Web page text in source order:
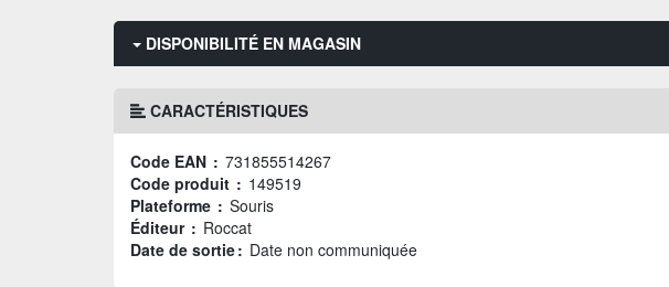
DISPONIBILITÉ EN MAGASIN
CARACTÉRISTIQUES
Code EAN : 731855514267
Code produit : 149519
Plateforme : Souris
Éditeur : Roccat
Date de sortie : Date non communiquée